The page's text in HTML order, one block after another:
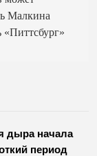
Малкина
«Питтсбург»
дыра начала
период